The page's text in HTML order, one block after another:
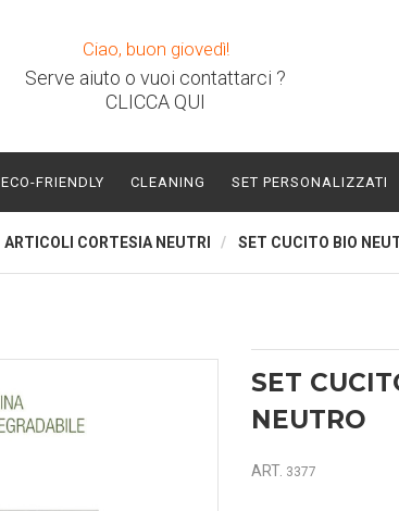
Ciao, buon giovedì!
Serve aiuto o vuoi contattarci ?
CLICCA QUI
ECO-FRIENDLY CLEANING SET PERSONALIZZATI
ARTICOLI CORTESIA NEUTRI SET CUCITO BIO
SET
NEUTRO
ART. 3377